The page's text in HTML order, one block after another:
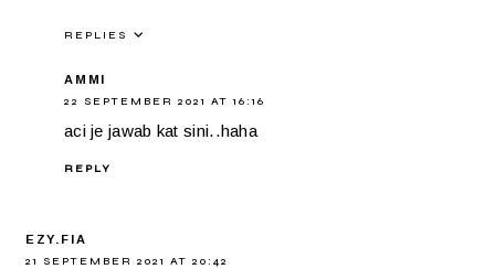
REPLIES
AMMI
22 SEPTEMBER 2021 AT 16:16
aci je jawab kat sini..haha
REPLY
EZY.FIA
21 SEPTEMBER 2021 AT 20:42